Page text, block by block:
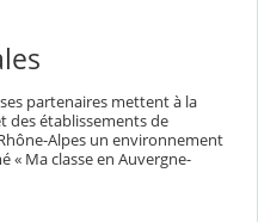
partenaires mettent à la
des établissements de
Alpes un environnement
« Ma classe en Auvergne-